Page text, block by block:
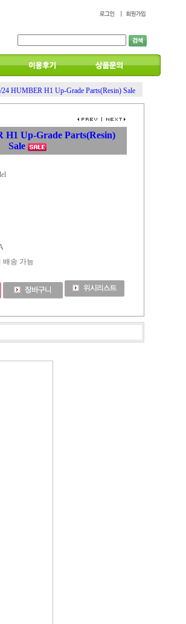
24 HUMBER H1 Up-Grade Parts(Resin) Sale
H1 Up-Grade Parts(Resin)
Sale
배송 가능